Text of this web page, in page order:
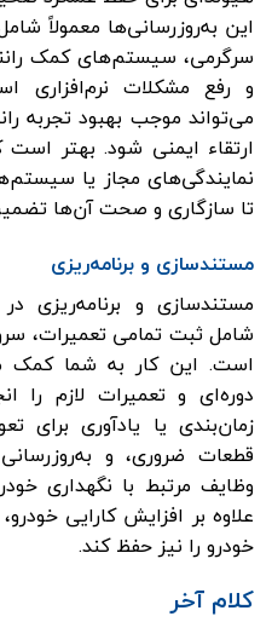
این به‌روزرسانی‌ها معمولاً
سرگرمی، سیستم‌های کمک
و رفع مشکلات نرم‌افزاری
می‌تواند موجب بهبود تجربه
ارتقاء ایمنی شود. بهتر
نمایندگی‌های مجاز یا
تا سازگاری و صحت آن‌ها
مستندسازی و برنامه‌ریزی
مستندسازی و برنامه‌ریزی
شامل ثبت تمامی تعمیرات،
است. این کار به شما کمک
دوره‌ای و تعمیرات لازم
زمان‌بندی یا یادآوری برای
قطعات ضروری، و به‌روزرسانی
وظایف مرتبط با نگهداری
علاوه بر افزایش کارایی
خودرو را نیز حفظ کند.
کلام آخر